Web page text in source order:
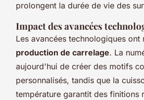
prolongent la durée de vie des
Impact des avancées
Les avancées technologiques ont
production de carrelage. La
aujourd'hui de créer des motifs
personnalisés, tandis que la
température garantit des finitions